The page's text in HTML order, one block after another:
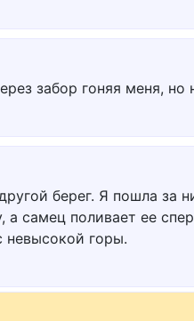
забор гоняя меня, но
берег. Я пошла за
самец поливает ее
невысокой горы.